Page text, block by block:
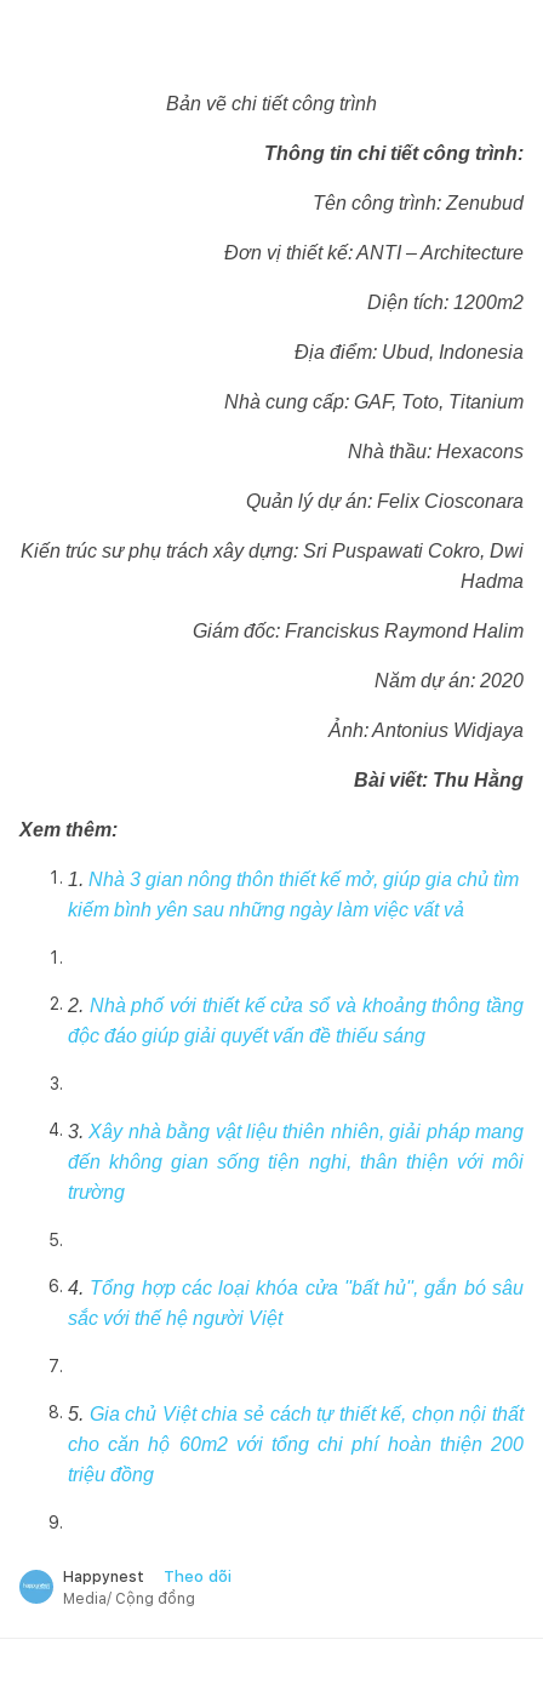
Bản vẽ chi tiết công trình
Thông tin chi tiết công trình:
Tên công trình: Zenubud
Đơn vị thiết kế: ANTI – Architecture
Diện tích: 1200m2
Địa điểm: Ubud, Indonesia
Nhà cung cấp: GAF, Toto, Titanium
Nhà thầu: Hexacons
Quản lý dự án: Felix Ciosconara
Kiến trúc sư phụ trách xây dựng: Sri Puspawati Cokro, Dwi
Hadma
Giám đốc: Franciskus Raymond Halim
Năm dự án: 2020
Ảnh: Antonius Widjaya
Bài viết: Thu Hằng
Xem thêm:
1. Nhà 3 gian nông thôn thiết kế mở, giúp gia chủ tìm
kiếm bình yên sau những ngày làm việc vất vả
2. Nhà phố với thiết kế cửa sổ và khoảng thông tầng
độc đáo giúp giải quyết vấn đề thiếu sáng
3.Xây nhà bằng vật liệu thiên nhiên, giải pháp mang
đến không gian sống tiện nghi, thân thiện với môi
trường
4. Tổng hợp các loại khóa cửa ''bất hủ'', gắn bó sâu
sắc với thế hệ người Việt
5. Gia chủ Việt chia sẻ cách tự thiết kế, chọn nội thất
cho căn hộ 60m2 với tổng chi phí hoàn thiện 200
triệu đồng
Happynest Theo dõi
Media/ Cộng đồng